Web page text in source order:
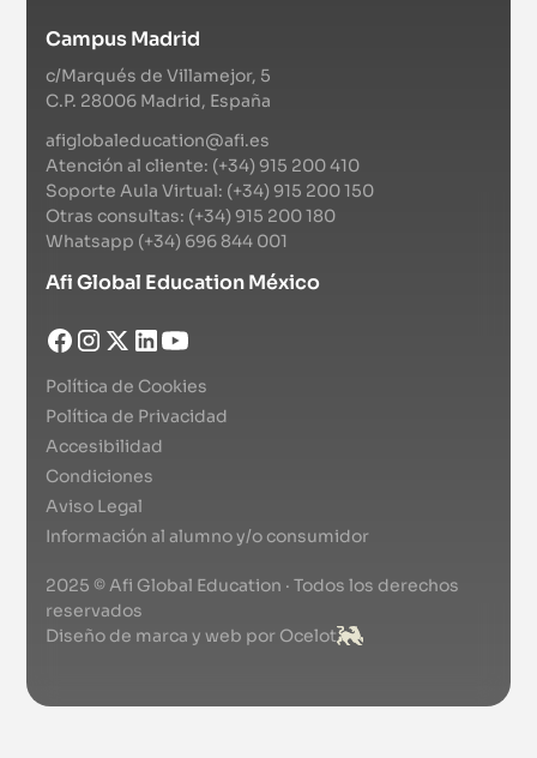
Campus Madrid
c/Marqués de Villamejor, 5
C.P. 28006 Madrid, España
afiglobaleducation@afi.es
Atención al cliente: (+34) 915 200 410
Soporte Aula Virtual: (+34) 915 200 150
Otras consultas: (+34) 915 200 180
Whatsapp (+34) 696 844 001
Afi Global Education México
Política de Cookies
Política de Privacidad
Accesibilidad
Condiciones
Aviso Legal
Información al alumno y/o consumidor
2025 © Afi Global Education · Todos los derechos
reservados
Diseño de marca y web por Ocelot